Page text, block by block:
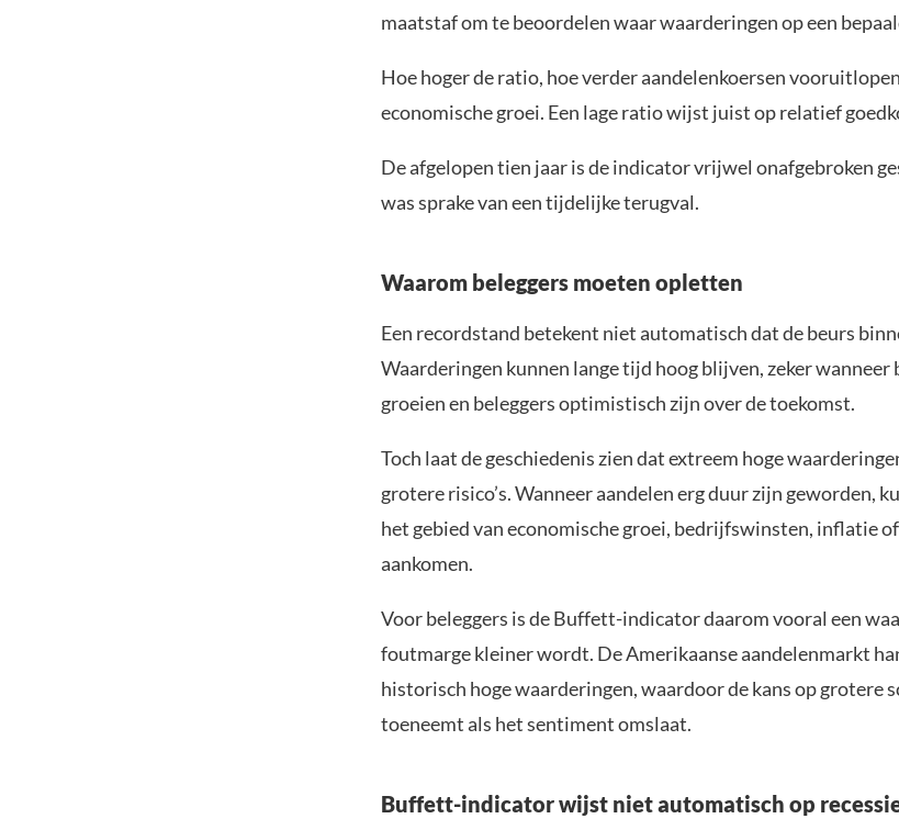
maatstaf om te beoordelen waar waarderingen op een
Hoe hoger de ratio, hoe verder aandelenkoersen
economische groei. Een lage ratio wijst juist op relatief
De afgelopen tien jaar is de indicator vrijwel onafgebroken
was sprake van een tijdelijke terugval.
Waarom beleggers moeten opletten
Een recordstand betekent niet automatisch dat de beurs
Waarderingen kunnen lange tijd hoog blijven, zeker
groeien en beleggers optimistisch zijn over de toekomst.
Toch laat de geschiedenis zien dat extreem hoge
grotere risico’s. Wanneer aandelen erg duur zijn geworden,
het gebied van economische groei, bedrijfswinsten, inflatie
aankomen.
Voor beleggers is de Buffett-indicator daarom vooral een
foutmarge kleiner wordt. De Amerikaanse aandelenmarkt
historisch hoge waarderingen, waardoor de kans op grotere
toeneemt als het sentiment omslaat.
Buffett-indicator wijst niet automatisch op